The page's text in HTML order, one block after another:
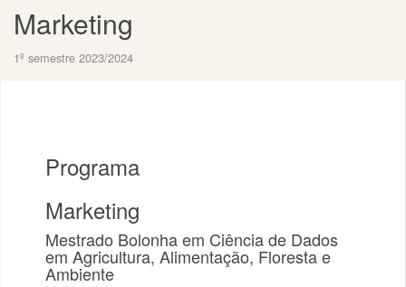
Marketing
1º semestre 2023/2024
Programa
Marketing
Mestrado Bolonha em Ciência de Dados
em Agricultura, Alimentação, Floresta e
Ambiente